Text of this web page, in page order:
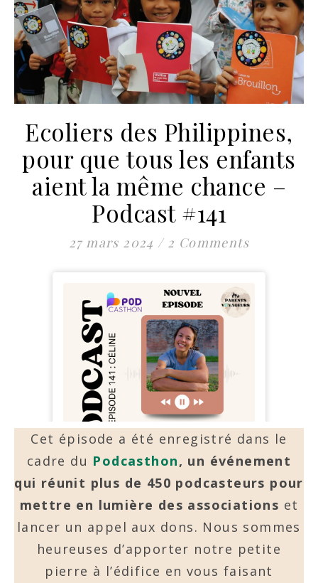
Ecoliers des Philippines,
pour que tous les enfants
aient la même chance –
Podcast #141
27 mars 2024 / 2 Comments
Cet épisode a été enregistré dans le
cadre du Podcasthon, un événement
qui réunit plus de 450 podcasteurs pour
mettre en lumière des associations et
lancer un appel aux dons. Nous sommes
heureuses d’apporter notre petite
pierre à l’édifice en vous faisant